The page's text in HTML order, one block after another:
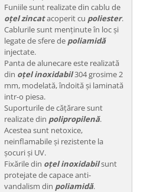
Funiile sunt realizate din cablu de
oțel zincatacoperit cu poliester.
Cablurile sunt menținute în loc și
legate de sfere de poliamidă
injectate.
Panta de alunecare este realizată
din oțel inoxidabil304 grosime 2
mm, modelată, îndoită și laminată
intr-o piesa.
Suporturile de cățărare sunt
realizate din polipropilenă.
Acestea sunt netoxice,
neinflamabile și rezistente la
șocuri și UV.
Fixările din oțel inoxidabilsunt
protejate de capace anti-
vandalism din poliamidă.